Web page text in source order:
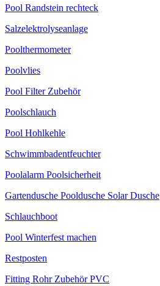
Pool Randstein rechteck
Salzelektrolyseanlage
Poolthermometer
Poolvlies
Pool Filter Zubehör
Poolschlauch
Pool Hohlkehle
Schwimmbadentfeuchter
Poolalarm Poolsicherheit
Gartendusche Pooldusche Solar Dusche
Schlauchboot
Pool Winterfest machen
Restposten
Fitting Rohr Zubehör PVC